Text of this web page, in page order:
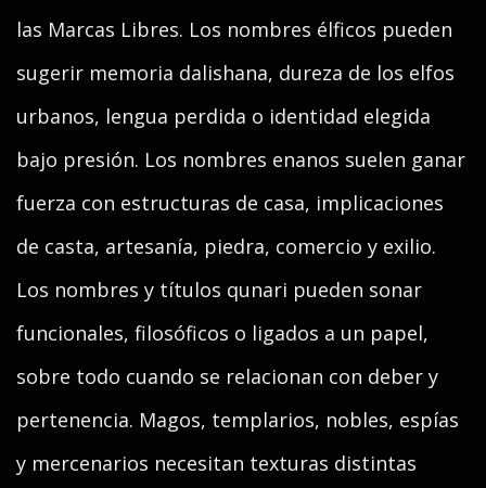
las Marcas Libres. Los nombres élficos pueden
sugerir memoria dalishana, dureza de los elfos
urbanos, lengua perdida o identidad elegida
bajo presión. Los nombres enanos suelen ganar
fuerza con estructuras de casa, implicaciones
de casta, artesanía, piedra, comercio y exilio.
Los nombres y títulos qunari pueden sonar
funcionales, filosóficos o ligados a un papel,
sobre todo cuando se relacionan con deber y
pertenencia. Magos, templarios, nobles, espías
y mercenarios necesitan texturas distintas